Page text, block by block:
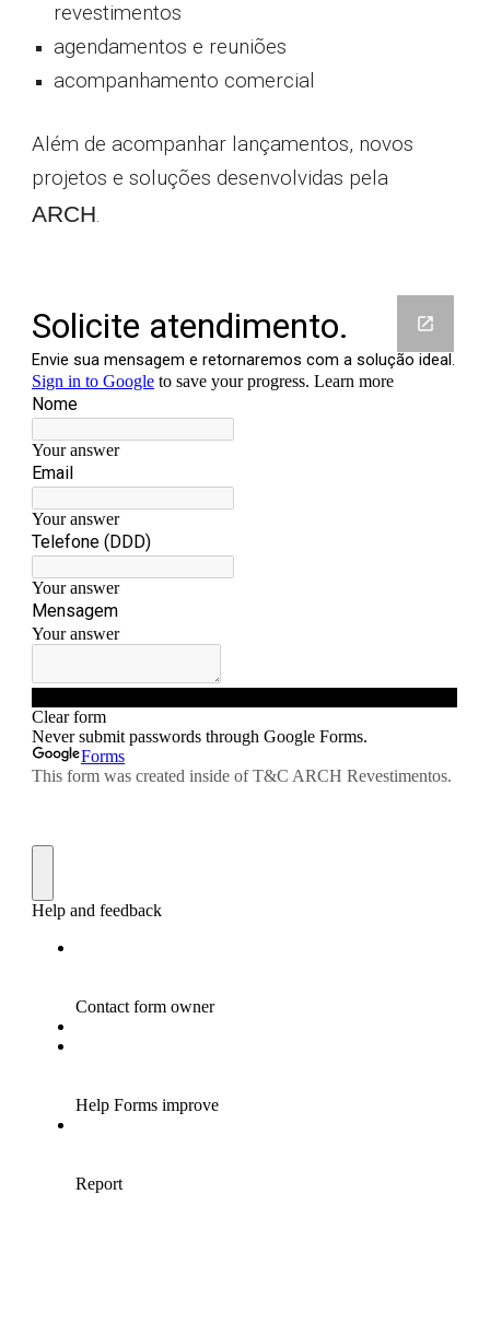
revestimentos
agendamentos e reuniões
acompanhamento comercial
Além de acompanhar lançamentos, novos
projetos e soluções desenvolvidas pela
ARCH.